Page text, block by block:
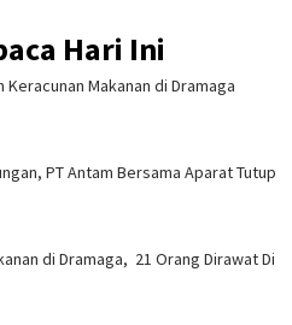
Hari Ini
Makanan di Dramaga
PT Antam Bersama Aparat Tutup
di Dramaga, 21 Orang Dirawat Di